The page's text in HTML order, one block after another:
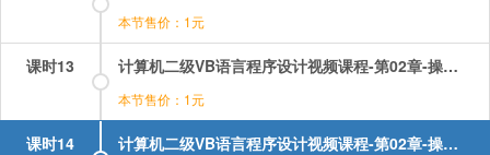
本节售价：1元
课时13 计算机二级VB语言程序设计视频课程-第02章-操作：控件的基本操作.mp4
本节售价：1元
课时14 计算机二级VB语言程序设计视频课程-第02章-操作：窗体的事件.mp4